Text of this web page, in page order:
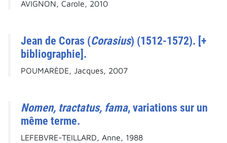
AVIGNON, Carole, 2010
Jean de Coras (Corasius) (1512-1572). [+
bibliographie].
POUMARÈDE, Jacques, 2007
Nomen, tractatus, fama, variations sur un
même terme.
LEFEBVRE-TEILLARD, Anne, 1988